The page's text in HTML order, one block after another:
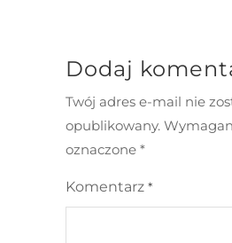
Dodaj
Twój adres e-mail nie
opublikowany.
oznaczone *
Komentarz *